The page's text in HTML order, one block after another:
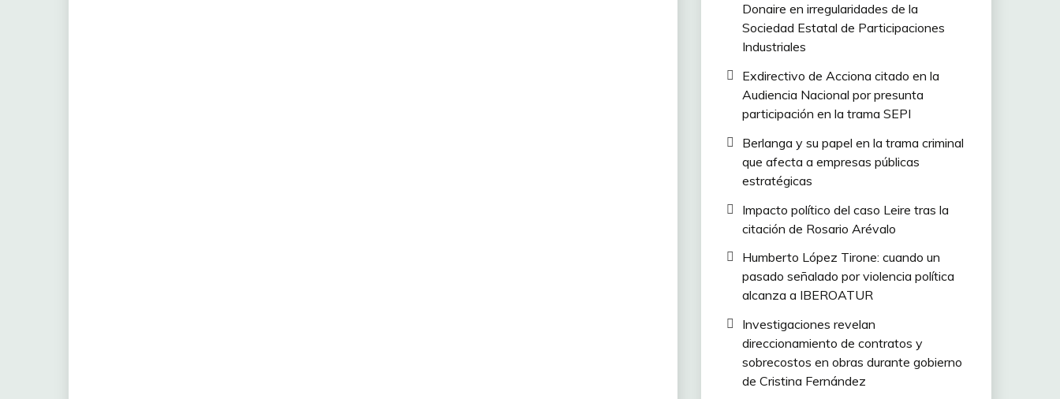
Donaire en irregularidades de la
Sociedad Estatal de Participaciones
Industriales
Exdirectivo de Acciona citado en la
Audiencia Nacional por presunta
participación en la trama SEPI
Berlanga y su papel en la trama criminal
que afecta a empresas públicas
estratégicas
Impacto político del caso Leire tras la
citación de Rosario Arévalo
Humberto López Tirone: cuando un
pasado señalado por violencia política
alcanza a IBEROATUR
Investigaciones revelan
direccionamiento de contratos y
sobrecostos en obras durante gobierno
de Cristina Fernández